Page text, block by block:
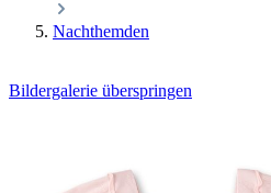
Nachthemden
Bildergalerie überspringen